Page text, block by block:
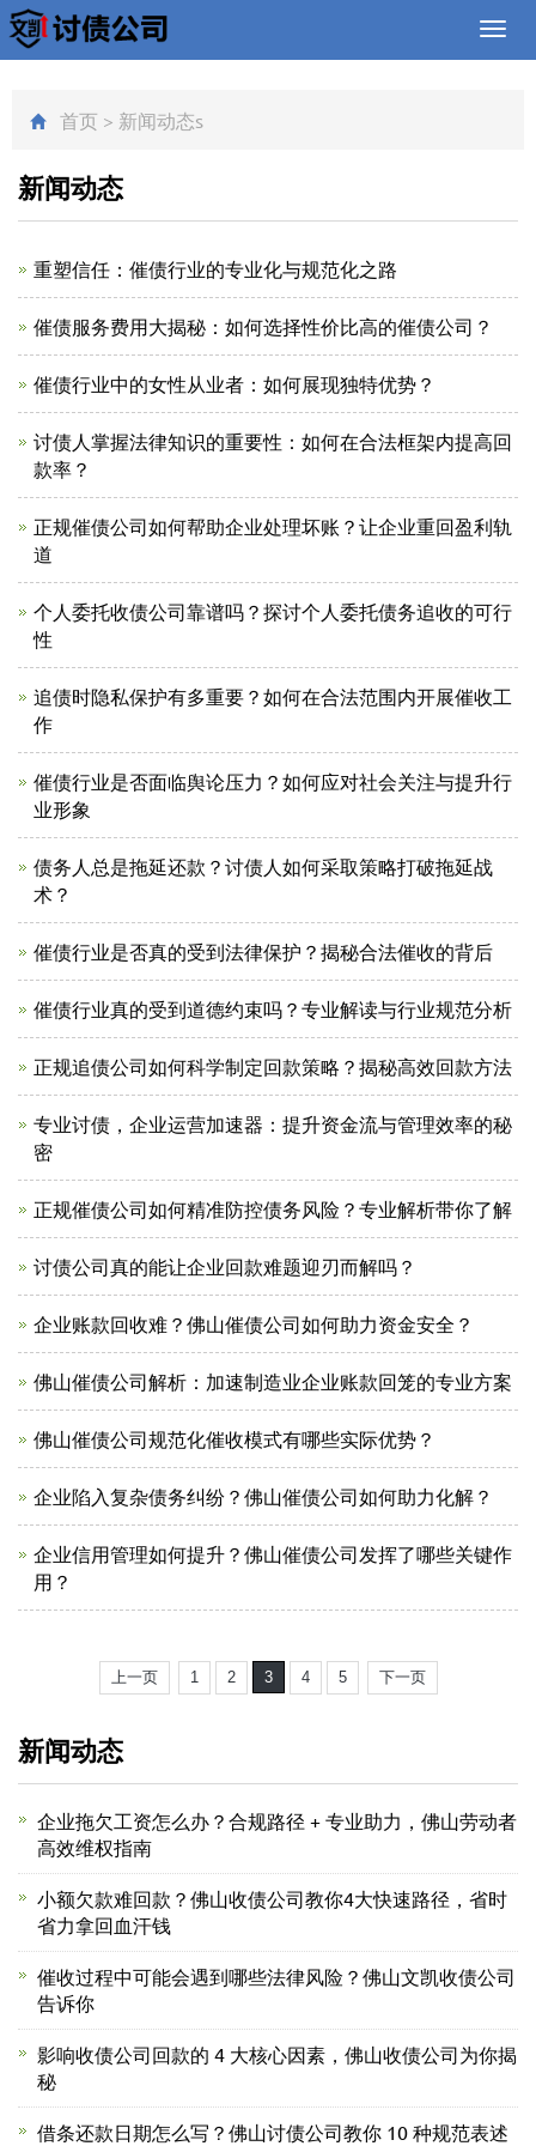
首页 > 新闻动态s
新闻动态
重塑信任：催债行业的专业化与规范化之路
催债服务费用大揭秘：如何选择性价比高的催债公司？
催债行业中的女性从业者：如何展现独特优势？
讨债人掌握法律知识的重要性：如何在合法框架内提高回
款率？
正规催债公司如何帮助企业处理坏账？让企业重回盈利轨
道
个人委托收债公司靠谱吗？探讨个人委托债务追收的可行
性
追债时隐私保护有多重要？如何在合法范围内开展催收工
作
催债行业是否面临舆论压力？如何应对社会关注与提升行
业形象
债务人总是拖延还款？讨债人如何采取策略打破拖延战
术？
催债行业是否真的受到法律保护？揭秘合法催收的背后
催债行业真的受到道德约束吗？专业解读与行业规范分析
正规追债公司如何科学制定回款策略？揭秘高效回款方法
专业讨债，企业运营加速器：提升资金流与管理效率的秘
密
正规催债公司如何精准防控债务风险？专业解析带你了解
讨债公司真的能让企业回款难题迎刃而解吗？
企业账款回收难？佛山催债公司如何助力资金安全？
佛山催债公司解析：加速制造业企业账款回笼的专业方案
佛山催债公司规范化催收模式有哪些实际优势？
企业陷入复杂债务纠纷？佛山催债公司如何助力化解？
企业信用管理如何提升？佛山催债公司发挥了哪些关键作
用？
上一页 1 2 3 4 5 下一页
新闻动态
企业拖欠工资怎么办？合规路径 + 专业助力，佛山劳动者
高效维权指南
小额欠款难回款？佛山收债公司教你4大快速路径，省时
省力拿回血汗钱
催收过程中可能会遇到哪些法律风险？佛山文凯收债公司
告诉你
影响收债公司回款的 4 大核心因素，佛山收债公司为你揭
秘
借条还款日期怎么写？佛山讨债公司教你 10 种规范表述